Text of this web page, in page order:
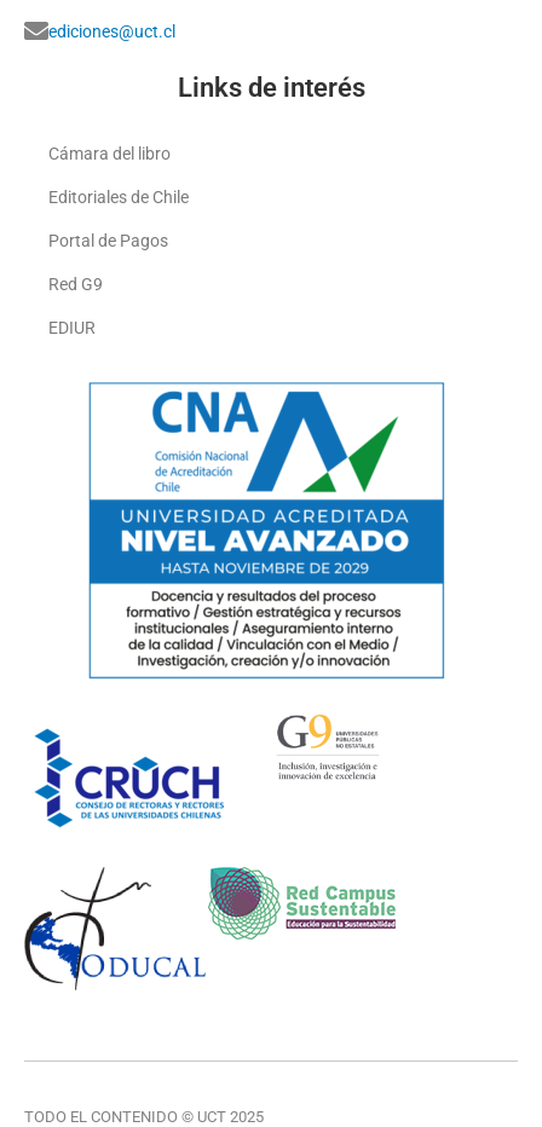
ediciones@uct.cl
Links de interés
Cámara del libro
Editoriales de Chile
Portal de Pagos
Red G9
EDIUR
TODO EL CONTENIDO © UCT 2025